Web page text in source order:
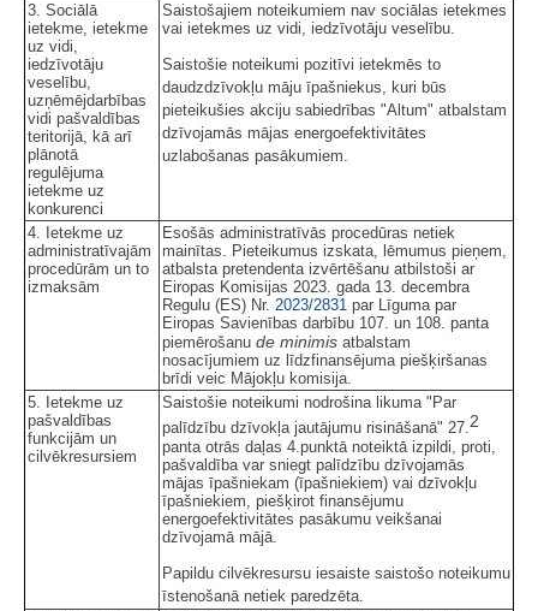
3. Sociālā
ietekme, ietekme
uz vidi,
iedzīvotāju
veselību,
uzņēmējdarbības
vidi pašvaldības
teritorijā, kā arī
plānotā
regulējuma
ietekme uz
konkurenci
Saistošajiem noteikumiem nav sociālas ietekmes
vai ietekmes uz vidi, iedzīvotāju veselību.
Saistošie noteikumi pozitīvi ietekmēs to
daudzdzīvokļu māju īpašniekus, kuri būs
pieteikušies akciju sabiedrības "Altum" atbalstam
dzīvojamās mājas energoefektivitātes
uzlabošanas pasākumiem.
4. Ietekme uz
administratīvajām
procedūrām un to
izmaksām
Esošās administratīvās procedūras netiek
mainītas. Pieteikumus izskata, lēmumus pieņem,
atbalsta pretendenta izvērtēšanu atbilstoši ar
Eiropas Komisijas 2023. gada 13. decembra
Regulu (ES) Nr. 2023/2831 par Līguma par
Eiropas Savienības darbību 107. un 108. panta
piemērošanu de minimis atbalstam
nosacījumiem uz līdzfinansējuma piešķiršanas
brīdi veic Mājokļu komisija.
5. Ietekme uz
pašvaldības
funkcijām un
cilvēkresursiem
Saistošie noteikumi nodrošina likuma "Par
palīdzību dzīvokļa jautājumu risināšanā" 27.2
panta otrās daļas 4.punktā noteiktā izpildi, proti,
pašvaldība var sniegt palīdzību dzīvojamās
mājas īpašniekam (īpašniekiem) vai dzīvokļu
īpašniekiem, piešķirot finansējumu
energoefektivitātes pasākumu veikšanai
dzīvojamā mājā.
Papildu cilvēkresursu iesaiste saistošo noteikumu
īstenošanā netiek paredzēta.